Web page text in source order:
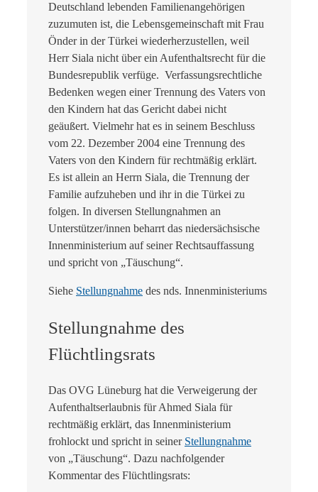
Deutschland lebenden Familienangehörigen
zuzumuten ist, die Lebensgemeinschaft mit Frau
Önder in der Türkei wiederherzustellen, weil
Herr Siala nicht über ein Aufenthaltsrecht für die
Bundesrepublik verfüge. Verfassungsrechtliche
Bedenken wegen einer Trennung des Vaters von
den Kindern hat das Gericht dabei nicht
geäußert. Vielmehr hat es in seinem Beschluss
vom 22. Dezember 2004 eine Trennung des
Vaters von den Kindern für rechtmäßig erklärt.
Es ist allein an Herrn Siala, die Trennung der
Familie aufzuheben und ihr in die Türkei zu
folgen. In diversen Stellungnahmen an
Unterstützer/innen beharrt das niedersächsische
Innenministerium auf seiner Rechtsauffassung
und spricht von „Täuschung“.
Siehe Stellungnahme des nds. Innenministeriums
Stellungnahme des
Flüchtlingsrats
Das OVG Lüneburg hat die Verweigerung der
Aufenthaltserlaubnis für Ahmed Siala für
rechtmäßig erklärt, das Innenministerium
frohlockt und spricht in seiner Stellungnahme
von „Täuschung“. Dazu nachfolgender
Kommentar des Flüchtlingsrats: